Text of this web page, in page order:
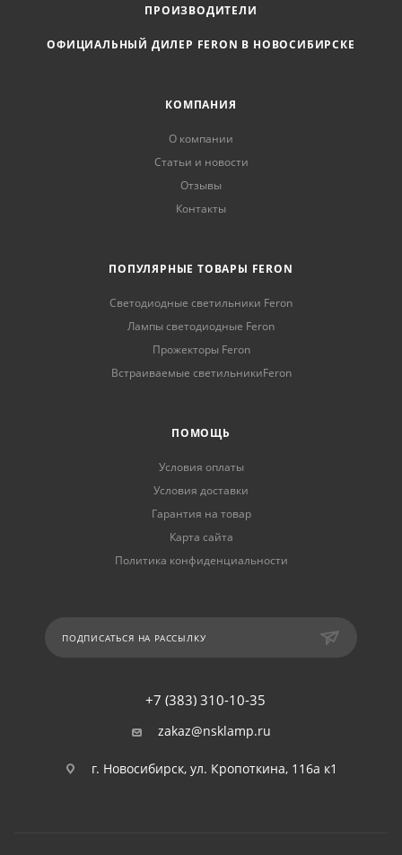
ПРОИЗВОДИТЕЛИ
ОФИЦИАЛЬНЫЙ ДИЛЕР FERON В НОВОСИБИРСКЕ
КОМПАНИЯ
О компании
Статьи и новости
Отзывы
Контакты
ПОПУЛЯРНЫЕ ТОВАРЫ FERON
Светодиодные светильники Feron
Лампы светодиодные Feron
Прожекторы Feron
Встраиваемые светильникиFeron
ПОМОЩЬ
Условия оплаты
Условия доставки
Гарантия на товар
Карта сайта
Политика конфиденциальности
ПОДПИСАТЬСЯ НА РАССЫЛКУ
+7 (383) 310-10-35
zakaz@nsklamp.ru
г. Новосибирск, ул. Кропоткина, 116а к1